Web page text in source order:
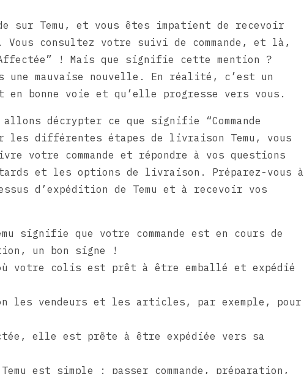
sur Temu, et vous êtes impatient de recevoir
Vous consultez votre suivi de commande, et là,
Affectée” ! Mais que signifie cette mention ?
une mauvaise nouvelle. En réalité, c’est un
en bonne voie et qu’elle progresse vers vous.
décrypter ce que signifie “Commande
les différentes étapes de livraison Temu, vous
votre commande et répondre à vos questions
et les options de livraison. Préparez-vous à
d’expédition de Temu et à recevoir vos
signifie que votre commande est en cours de
un bon signe !
votre colis est prêt à être emballé et expédié
les vendeurs et les articles, par exemple, pour
elle est prête à être expédiée vers sa
est simple : passer commande, préparation,